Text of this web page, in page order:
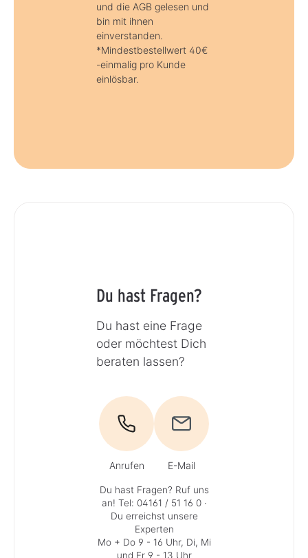
und die AGB gelesen und
bin mit ihnen
einverstanden.
*Mindestbestellwert 40€
-einmalig pro Kunde
einlösbar.
Du hast Fragen?
Du hast eine Frage
oder möchtest Dich
beraten lassen?
Anrufen E-Mail
Du hast Fragen? Ruf uns
an! Tel: 04161 / 51 16 0·
Du erreichst unsere
Experten
Mo + Do 9 - 16 Uhr, Di, Mi
und Fr 9 - 13 Uhr